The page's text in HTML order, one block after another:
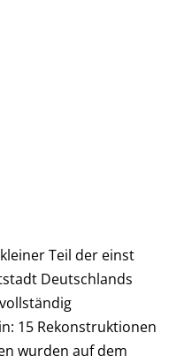
Teil der einst
Deutschlands
15 Rekonstruktionen
wurden auf dem